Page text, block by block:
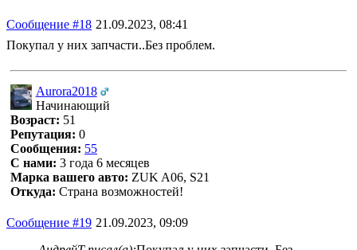
Сообщение #18 21.09.2023, 08:41
Покупал у них запчасти..Без проблем.
Aurora2018
Начинающий
Возраст: 51
Репутация: 0
Сообщения: 55
С нами: 3 года 6 месяцев
Марка вашего авто: ZUK A06, S21
Откуда: Страна возможностей!
Сообщение #19 21.09.2023, 09:09